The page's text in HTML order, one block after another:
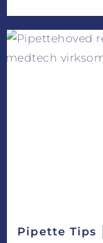
Pipette Tips